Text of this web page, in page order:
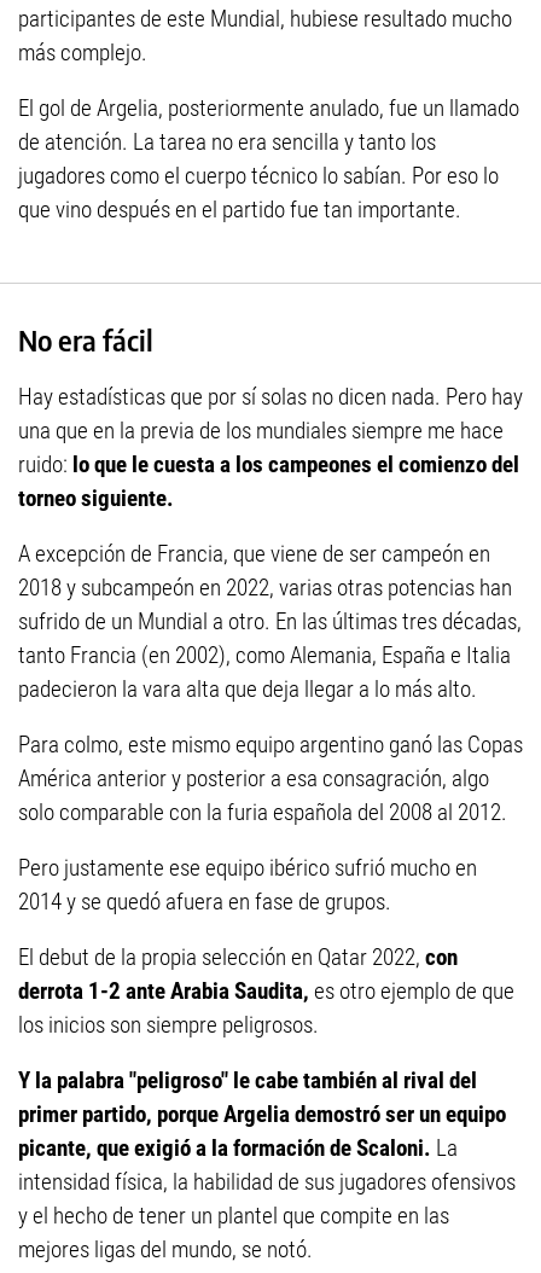
participantes de este Mundial, hubiese resultado mucho
más complejo.
El gol de Argelia, posteriormente anulado, fue un llamado
de atención. La tarea no era sencilla y tanto los
jugadores como el cuerpo técnico lo sabían. Por eso lo
que vino después en el partido fue tan importante.
No era fácil
Hay estadísticas que por sí solas no dicen nada. Pero hay
una que en la previa de los mundiales siempre me hace
ruido: lo que le cuesta a los campeones el comienzo del
torneo siguiente.
A excepción de Francia, que viene de ser campeón en
2018 y subcampeón en 2022, varias otras potencias han
sufrido de un Mundial a otro. En las últimas tres décadas,
tanto Francia (en 2002), como Alemania, España e Italia
padecieron la vara alta que deja llegar a lo más alto.
Para colmo, este mismo equipo argentino ganó las Copas
América anterior y posterior a esa consagración, algo
solo comparable con la furia española del 2008 al 2012.
Pero justamente ese equipo ibérico sufrió mucho en
2014 y se quedó afuera en fase de grupos.
El debut de la propia selección en Qatar 2022, con
derrota 1-2 ante Arabia Saudita, es otro ejemplo de que
los inicios son siempre peligrosos.
Y la palabra "peligroso" le cabe también al rival del
primer partido, porque Argelia demostró ser un equipo
picante, que exigió a la formación de Scaloni. La
intensidad física, la habilidad de sus jugadores ofensivos
y el hecho de tener un plantel que compite en las
mejores ligas del mundo, se notó.